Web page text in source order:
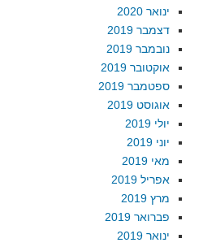
ינואר 2020
דצמבר 2019
נובמבר 2019
אוקטובר 2019
ספטמבר 2019
אוגוסט 2019
יולי 2019
יוני 2019
מאי 2019
אפריל 2019
מרץ 2019
פברואר 2019
ינואר 2019